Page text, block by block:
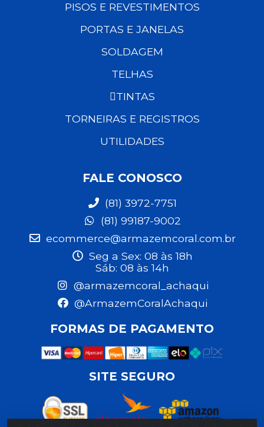
PISOS E REVESTIMENTOS
PORTAS E JANELAS
SOLDAGEM
TELHAS
TINTAS
TORNEIRAS E REGISTROS
UTILIDADES
FALE CONOSCO
(81) 3972-7751
(81) 99187-9002
ecommerce@armazemcoral.com.br
Seg a Sex: 08 às 18h
Sáb: 08 às 14h
@armazemcoral_achaqui
@ArmazemCoralAchaqui
FORMAS DE PAGAMENTO
SITE SEGURO